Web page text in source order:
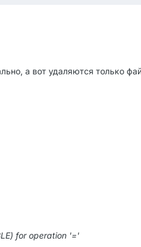
а вот удаляются только
for operation '='